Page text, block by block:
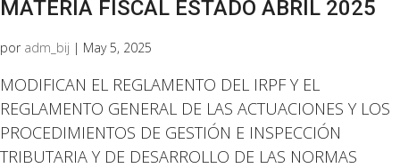
MATERIA FISCAL ESTADO ABRIL 2025
por adm_bij | May 5, 2025
MODIFICAN EL REGLAMENTO DEL IRPF Y EL
REGLAMENTO GENERAL DE LAS ACTUACIONES Y LOS
PROCEDIMIENTOS DE GESTIÓN E INSPECCIÓN
TRIBUTARIA Y DE DESARROLLO DE LAS NORMAS